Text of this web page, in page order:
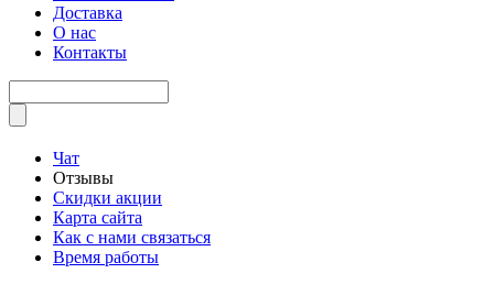
Доставка
О нас
Контакты
Чат
Отзывы
Скидки акции
Карта сайта
Как с нами связаться
Время работы